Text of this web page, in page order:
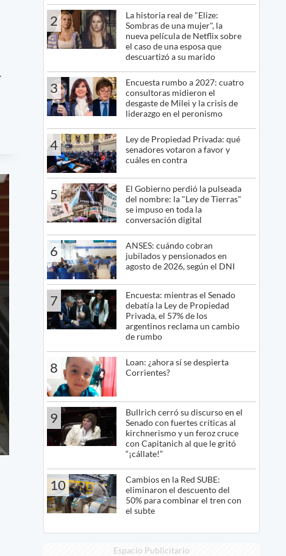
2
La historia real de "Elize:
Sombras de una mujer", la
nueva película de Netflix sobre
el caso de una esposa que
descuartizó a su marido
3
Encuesta rumbo a 2027: cuatro
consultoras midieron el
desgaste de Milei y la crisis de
liderazgo en el peronismo
4
Ley de Propiedad Privada: qué
senadores votaron a favor y
cuáles en contra
5
El Gobierno perdió la pulseada
del nombre: la "Ley de Tierras"
se impuso en toda la
conversación digital
6
ANSES: cuándo cobran
jubilados y pensionados en
agosto de 2026, según el DNI
7
Encuesta: mientras el Senado
debatía la Ley de Propiedad
Privada, el 57% de los
argentinos reclama un cambio
de rumbo
8
Loan: ¿ahora sí se despierta
Corrientes?
9
Bullrich cerró su discurso en el
Senado con fuertes críticas al
kirchnerismo y un feroz cruce
con Capitanich al que le gritó
“¡cállate!”
10
Cambios en la Red SUBE:
eliminaron el descuento del
50% para combinar el tren con
el subte
Espacio Publicitario